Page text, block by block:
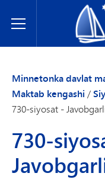
Toggle Menu
Minnetonka
Minnetonka davlat
Maktab kengashi /
730-siyosat -
730-